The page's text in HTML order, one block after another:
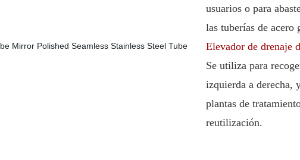
usuarios o para
las tuberías de acero
Elevador de drenaje
Se utiliza para
izquierda a derecha,
plantas de
reutilización.